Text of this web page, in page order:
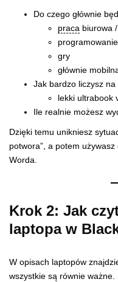
Do czego głównie
praca biurowa
gry
głównie
Jak bardzo liczysz
lekki ultrabook
Ile realnie możesz
Dzięki temu unikniesz
potwora”, a potem
Worda.
Krok 2: Jak
laptopa w
W opisach laptopów
wszystkie są równie